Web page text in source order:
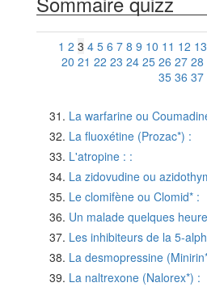
1 2 3 4 5 6 7 8 9 10 11 12 13
20 21 22 23 24 25 26 27 28
35 36 37
La warfarine ou
La fluoxétine (Prozac*) :
L'atropine : :
La zidovudine ou
Le clomifène ou Clomid* :
Un malade quelques
Les inhibiteurs de la 5-
La desmopressine
La naltrexone (Nalorex*) :